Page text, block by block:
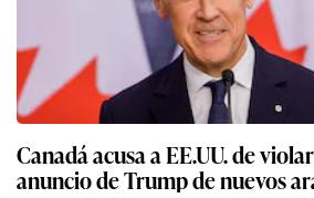
Canadá acusa a EE.UU. de
anuncio de Trump de nuevos